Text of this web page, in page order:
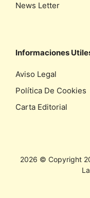
News Letter
Informaciones
Aviso Legal
Política De Cookies
Carta Editorial
2026 © Copyright